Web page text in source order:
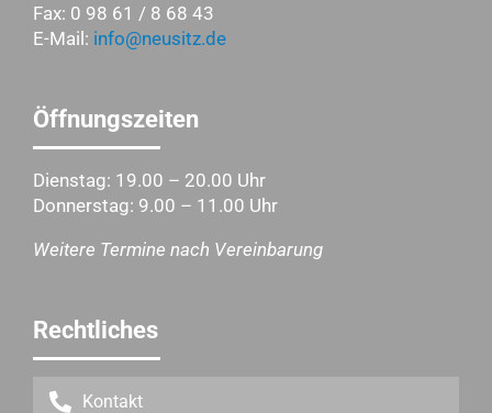
Fax: 0 98 61 / 8 68 43
E-Mail: info@neusitz.de
Öffnungszeiten
Dienstag: 19.00 – 20.00 Uhr
Donnerstag: 9.00 – 11.00 Uhr
Weitere Termine nach Vereinbarung
Rechtliches
Kontakt